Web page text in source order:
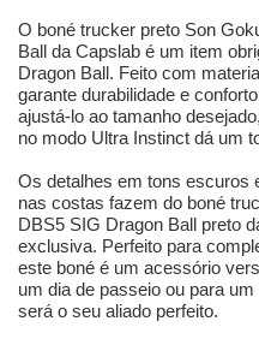
O boné trucker preto Son
Ball da Capslab é um item
Dragon Ball. Feito com
garante durabilidade e
ajustá-lo ao tamanho
no modo Ultra Instinct dá um
Os detalhes em tons escuros
nas costas fazem do boné
DBS5 SIG Dragon Ball preto
exclusiva. Perfeito para
este boné é um acessório
um dia de passeio ou para
será o seu aliado perfeito.